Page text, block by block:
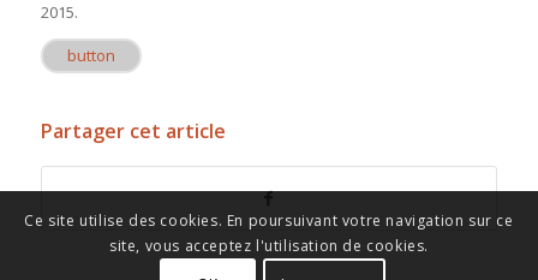
2015.
button
Partager cet article
Ce site utilise des cookies. En poursuivant votre navigation sur ce
site, vous acceptez l'utilisation de cookies.